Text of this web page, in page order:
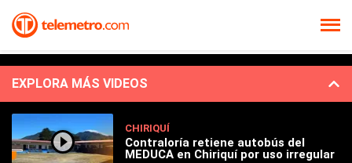
EXPLORA MÁS VIDEOS
CHIRIQUÍ
Contraloría retiene autobús del
MEDUCA en Chiriquí por uso irregular